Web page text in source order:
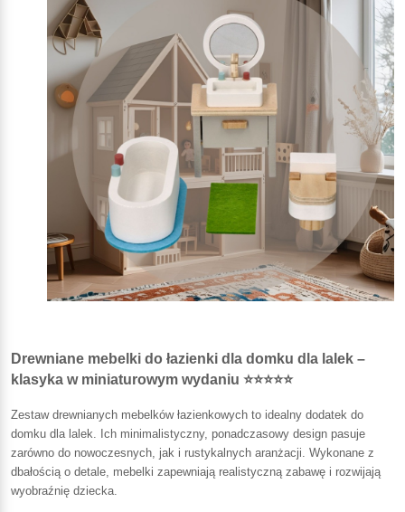
Drewniane mebelki do łazienki dla domku dla lalek –
klasyka w miniaturowym wydaniu ⭐⭐⭐⭐⭐
Zestaw drewnianych mebelków łazienkowych to idealny dodatek do
domku dla lalek. Ich minimalistyczny, ponadczasowy design pasuje
zarówno do nowoczesnych, jak i rustykalnych aranżacji. Wykonane z
dbałością o detale, mebelki zapewniają realistyczną zabawę i rozwijają
wyobraźnię dziecka.